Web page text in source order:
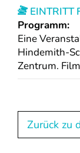
EINTRITT
Programm:
Eine
Hindemith-
Zentrum.
Zurück zu